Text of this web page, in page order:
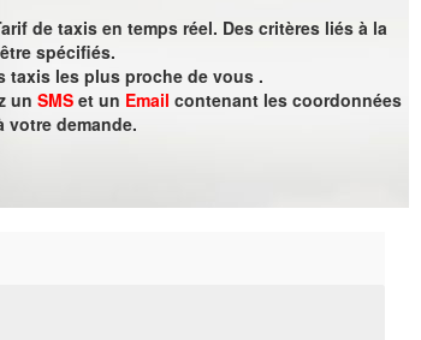
de taxis en temps réel. Des critères liés à la
spécifiés.
taxis les plus proche de vous .
un SMS et un Email contenant les coordonnées
demande.